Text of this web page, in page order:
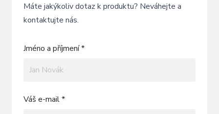
Máte jakýkoliv dotaz k produktu? Neváhejte a
kontaktujte nás.
Jméno a příjmení *
Váš e-mail *